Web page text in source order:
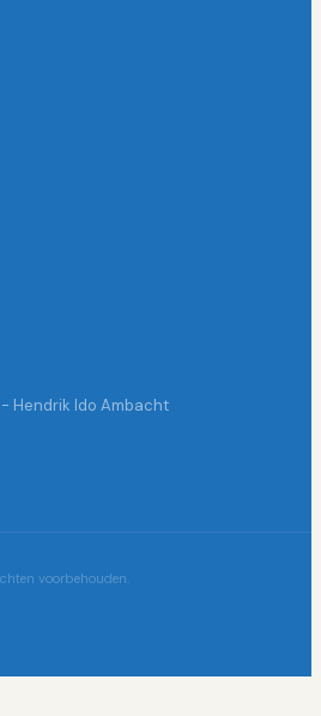
Hendrik Ido Ambacht
voorbehouden.